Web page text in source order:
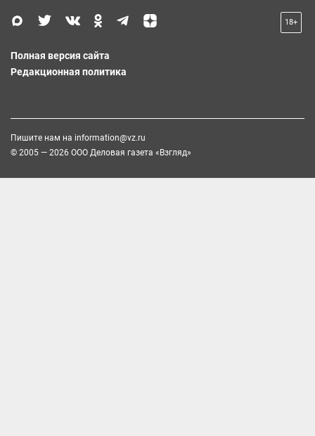
18+
Полная версия сайта
Редакционная политика
Пишите нам на information@vz.ru
© 2005 — 2026 ООО Деловая газета «Взгляд»